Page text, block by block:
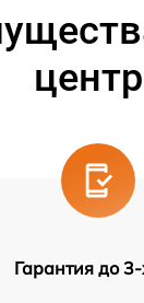
Гарантия до 3-